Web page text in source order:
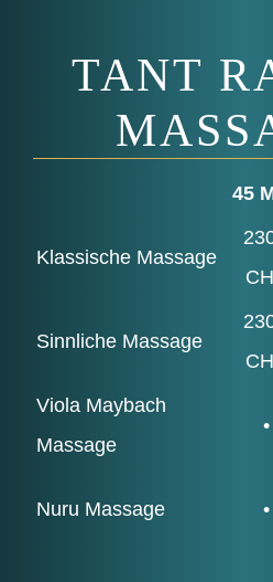
TANT
45
Klas­si­sche Massage
Sinn­li­che Massage
Viola Maybach
Massage
•
Nuru Mas­sa­ge •